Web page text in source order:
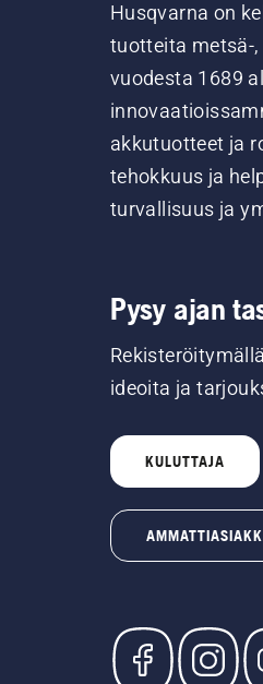
Husqvarna on
tuotteita metsä-
vuodesta 1689
akkutuotteet ja
tehokkuus ja
turvallisuus ja
Pysy ajan
ideoita ja
KULUTTAJA